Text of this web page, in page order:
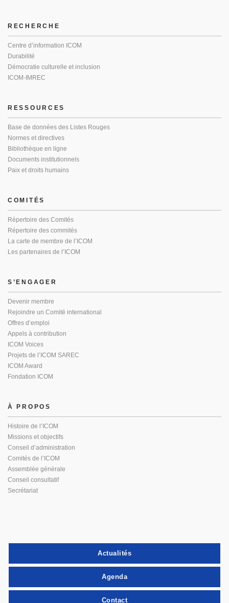
RECHERCHE
Centre d’information ICOM
Durabilité
Démocratie culturelle et inclusion
ICOM-IMREC
RESSOURCES
Base de données des Listes Rouges
Normes et directives
Bibliothèque en ligne
Documents institutionnels
Paix et droits humains
COMITÉS
Répertoire des Comités
Répertoire des commités
La carte de membre de l’ICOM
Les partenaires de l’ICOM
S’ENGAGER
Devenir membre
Rejoindre un Comité international
Offres d’emploi
Appels à contribution
ICOM Voices
Projets de l’ICOM SAREC
ICOM Award
Fondation ICOM
À PROPOS
Histoire de l’ICOM
Missions et objectifs
Conseil d’administration
Comités de l’ICOM
Assemblée générale
Conseil consultatif
Secrétariat
Actualités
Agenda
Contact